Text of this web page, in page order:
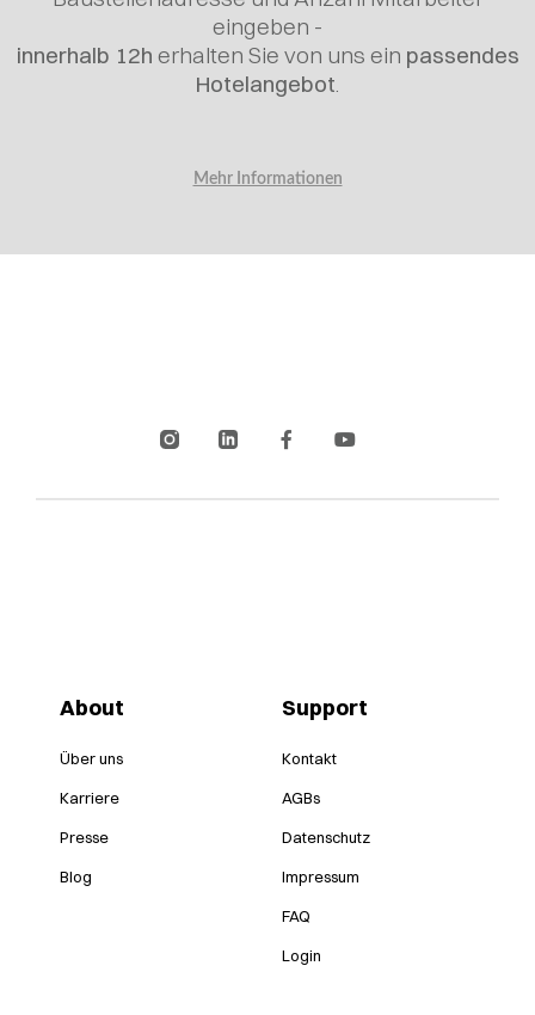
eingeben -
innerhalb 12h erhalten Sie von uns ein passendes
Hotelangebot.
Mehr Informationen
About
Über uns
Karriere
Presse
Blog
Support
Kontakt
AGBs
Datenschutz
Impressum
FAQ
Login